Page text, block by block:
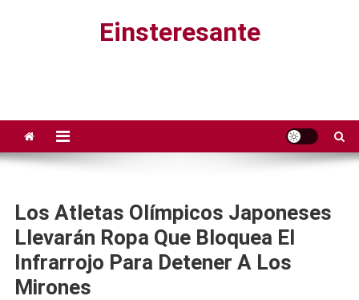
Einsteresante
Los Atletas Olímpicos Japoneses
Llevarán Ropa Que Bloquea El
Infrarrojo Para Detener A Los
Mirones